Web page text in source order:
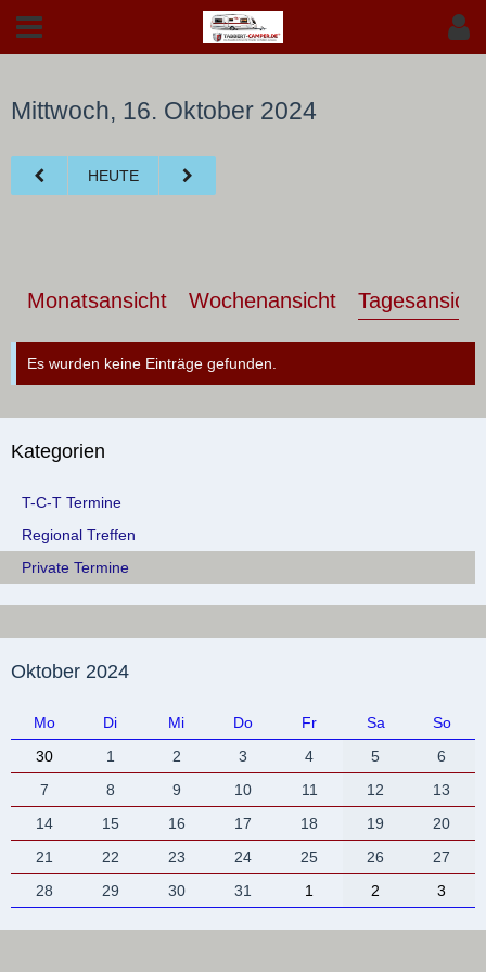
Mittwoch, 16. Oktober 2024
HEUTE
Monatsansicht Wochenansicht Tagesansicht
Es wurden keine Einträge gefunden.
Kategorien
T-C-T Termine
Regional Treffen
Private Termine
Oktober 2024
Mo Di Mi Do Fr Sa
So
30
1 2 3 4 5
6
7
8 9 10 11 12
13
14
15 16 17 18 19
20
21
22 23 24 25 26
27
28
29 30 31 1 2 3